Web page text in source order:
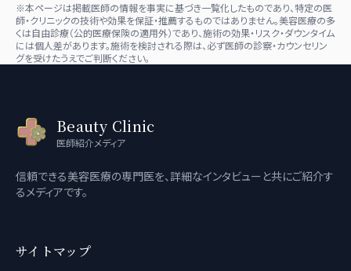
※本ページは掲載医師の情報を事実に基づき一覧化したものであり、特定の医
師・クリニックの技術や効果を保証・推薦するものではありません。美容医療の多
くは自由診療（公的医療保険の適用外）であり、施術の効果・リスク・ダウンタイム
には個人差があります。施術を検討される際は、必ず医師の診察・カウンセリン
グを受けたうえでご判断ください。
Beauty Clinic
医師紹介メディア
信頼できる美容医療の専門医を、詳細なインタビューと共にご紹介す
るメディアです。
サイトマップ